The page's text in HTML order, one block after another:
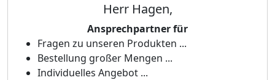
Herr Hagen,
Ansprechpartner für
Fragen zu unseren Produkten ...
Bestellung großer Mengen ...
Individuelles Angebot ...